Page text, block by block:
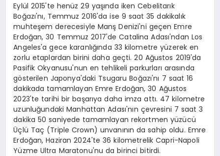
Eylül 2015'te henüz 29 yaşında iken Cebelitarık
Boğazı'nı, Temmuz 2016'da ise 9 saat 35 dakikalık
muhteşem derecesiyle Manş Denizi'ni geçen Emre
Erdoğan, 30 Temmuz 2017'de Catalina Adası'ndan Los
Angeles'a gece karanlığında 33 kilometre yüzerek en
zorlu etaplardan birini daha geçti. 20 Ağustos 2019'da
Pasifik Okyanusu'nun en tehlikeli parkurları arasında
gösterilen Japonya'daki Tsugaru Boğazı'nı 7 saat 16
dakikada tamamlayan Emre Erdoğan, 30 Ağustos
2023'te tarihi bir başarıya daha imza attı. 47 kilometre
uzunluğundaki Manhattan Adası'nın çevresini 7 saat 3
dakika 50 saniyede tamamlayan rekortmen yüzücü
Üçlü Taç (Triple Crown) unvanının da sahip oldu. Emre
Erdoğan, Haziran 2024'te 36 kilometrelik Capri-Napoli
Yüzme Ultra Maratonu'nu da birinci bitirdi.